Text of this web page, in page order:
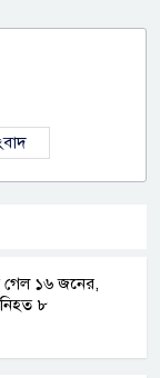
গেল ১৬ জনের,
নিহত ৮